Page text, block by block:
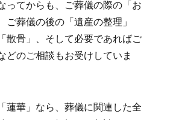
ってからも、ご葬儀の際の「お
ご葬儀の後の「遺産の整理」
散骨」、そして必要であればご
どのご相談もお受けしていま
蓮華」なら、葬儀に関連した全